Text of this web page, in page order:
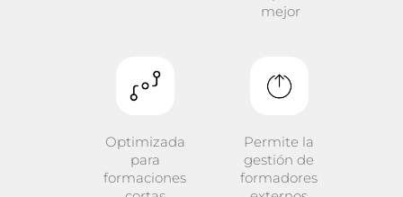
mejor
Optimizada
para
formaciones
Permite la
gestión de
formadores